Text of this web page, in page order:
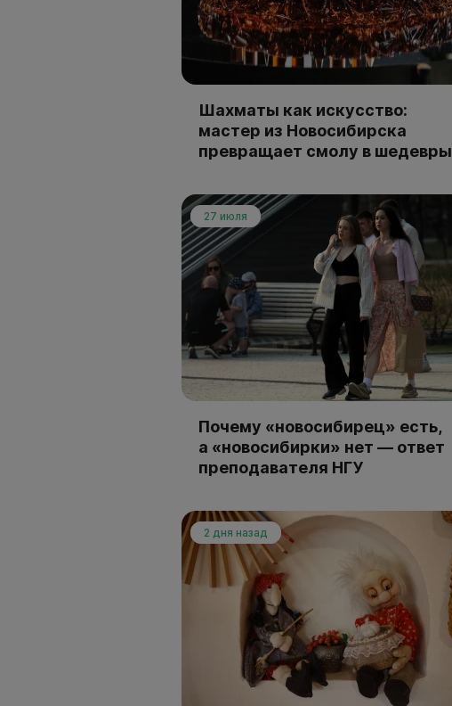
Шахматы как искусство:
мастер из Новосибирска
превращает смолу в шедевры
27 июля
Почему «новосибирец» есть,
а «новосибирки» нет — ответ
преподавателя НГУ
2 дня назад